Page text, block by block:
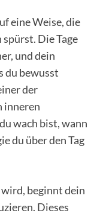
eine Weise, die
Die Tage
und dein
du bewusst
der
inneren
wach bist, wann
du über den Tag
beginnt dein
Dieses